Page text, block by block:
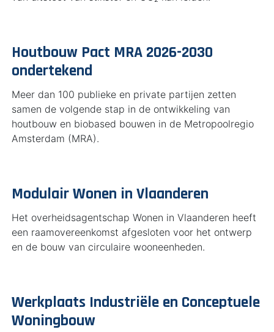
Houtbouw Pact MRA 2026-2030
ondertekend
Meer dan 100 publieke en private partijen zetten
samen de volgende stap in de ontwikkeling van
houtbouw en biobased bouwen in de Metropoolregio
Amsterdam (MRA).
Modulair Wonen in Vlaanderen
Het overheidsagentschap Wonen in Vlaanderen heeft
een raamovereenkomst afgesloten voor het ontwerp
en de bouw van circulaire wooneenheden.
Werkplaats Industriële en Conceptuele
Woningbouw